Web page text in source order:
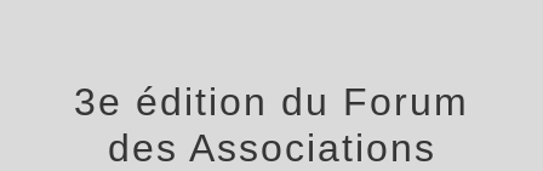
3e édition du Forum
des Associations